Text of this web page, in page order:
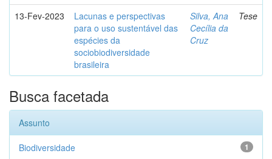
13-Fev-2023
Lacunas e perspectivas
para o uso sustentável das
espécies da
sociobiodiversidade
brasileira
Silva, Ana
Cecília da
Cruz
Tese
Busca facetada
Assunto
1
Biodiversidade